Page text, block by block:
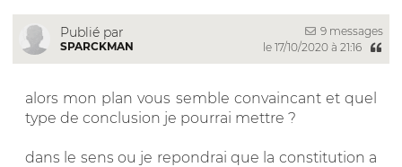
Publié par
SPARCKMAN
9 messages
le 17/10/2020 à 21:16
alors mon plan vous semble convaincant et quel
type de conclusion je pourrai mettre ?
dans le sens ou je repondrai que la constitution a